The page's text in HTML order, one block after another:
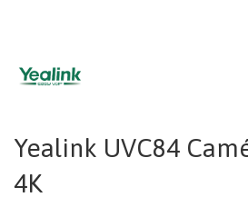
Yealink UVC84
4K